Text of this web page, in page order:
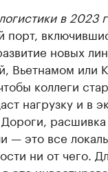
в 2023
порт,
новых
Вьетнамом или
коллеги
нагрузку и в
— это все
ни от чего.